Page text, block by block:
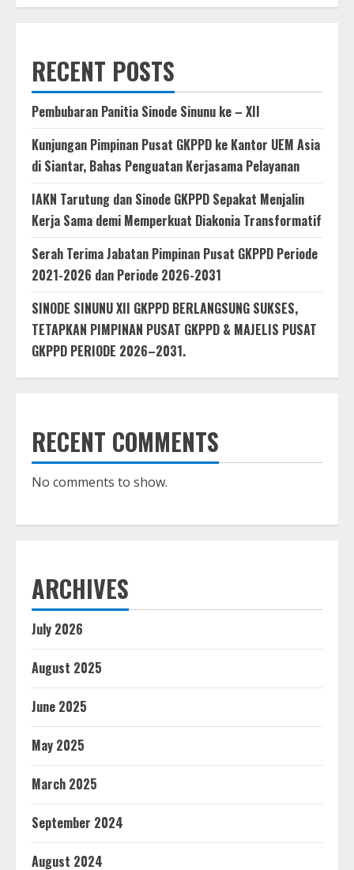
RECENT POSTS
Pembubaran Panitia Sinode Sinunu ke – XII
Kunjungan Pimpinan Pusat GKPPD ke Kantor UEM Asia
di Siantar, Bahas Penguatan Kerjasama Pelayanan
IAKN Tarutung dan Sinode GKPPD Sepakat Menjalin
Kerja Sama demi Memperkuat Diakonia Transformatif
Serah Terima Jabatan Pimpinan Pusat GKPPD Periode
2021-2026 dan Periode 2026-2031
SINODE SINUNU XII GKPPD BERLANGSUNG SUKSES,
TETAPKAN PIMPINAN PUSAT GKPPD & MAJELIS PUSAT
GKPPD PERIODE 2026–2031.
RECENT COMMENTS
No comments to show.
ARCHIVES
July 2026
August 2025
June 2025
May 2025
March 2025
September 2024
August 2024